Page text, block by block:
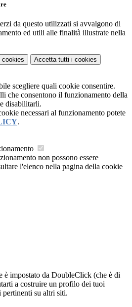
da questo utilizzati si avvalgono di
ed utili alle finalità illustrate nella
cookies Accetta tutti i cookies
scegliere quali cookie consentire.
che consentono il funzionamento della
disabilitarli.
necessari al funzionamento potete
.
non possono essere
l'elenco nella pagina della cookie
è impostato da DoubleClick (che è di
a costruire un profilo dei tuoi
pertinenti su altri siti.